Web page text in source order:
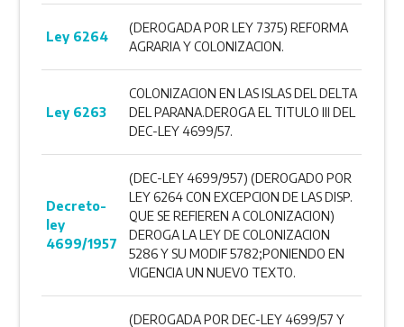
Ley 6264
(DEROGADA POR LEY 7375) REFORMA
AGRARIA Y COLONIZACION.
Ley 6263
COLONIZACION EN LAS ISLAS DEL DELTA
DEL PARANA.DEROGA EL TITULO III DEL
DEC-LEY 4699/57.
Decreto-
ley
4699/1957
(DEC-LEY 4699/957) (DEROGADO POR
LEY 6264 CON EXCEPCION DE LAS DISP.
QUE SE REFIEREN A COLONIZACION)
DEROGA LA LEY DE COLONIZACION
5286 Y SU MODIF 5782;PONIENDO EN
VIGENCIA UN NUEVO TEXTO.
(DEROGADA POR DEC-LEY 4699/57 Y